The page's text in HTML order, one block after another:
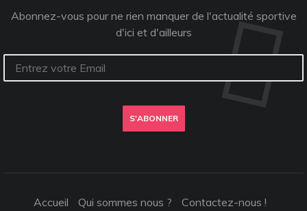
Abonnez-vous pour ne rien manquer de l'actualité sportive
d'ici et d'ailleurs
S'ABONNER
Accueil Qui sommes nous ? Contactez-nous !